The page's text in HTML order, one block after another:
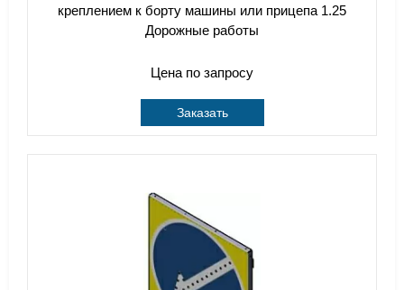
креплением к борту машины или прицепа 1.25
Дорожные работы
Цена по запросу
Заказать